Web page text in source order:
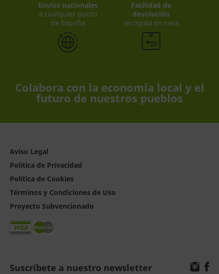
Envíos nacionales
a cualquier punto
de España
Facilidad de
devolución
recogida en casa
Colabora con la economía local y el
futuro de nuestros pueblos
Aviso Legal
Política de Privacidad
Política de Cookies
Términos y Condiciones de Uso
Proyecto Subvencionado
Suscríbete a nuestro newsletter